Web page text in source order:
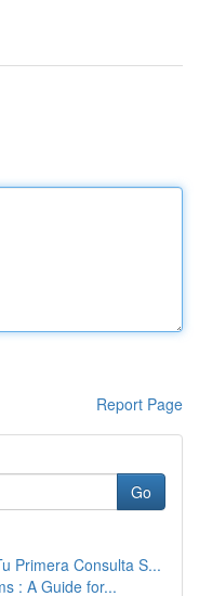
Report Page
Go
Primera Consulta S...
: A Guide for...